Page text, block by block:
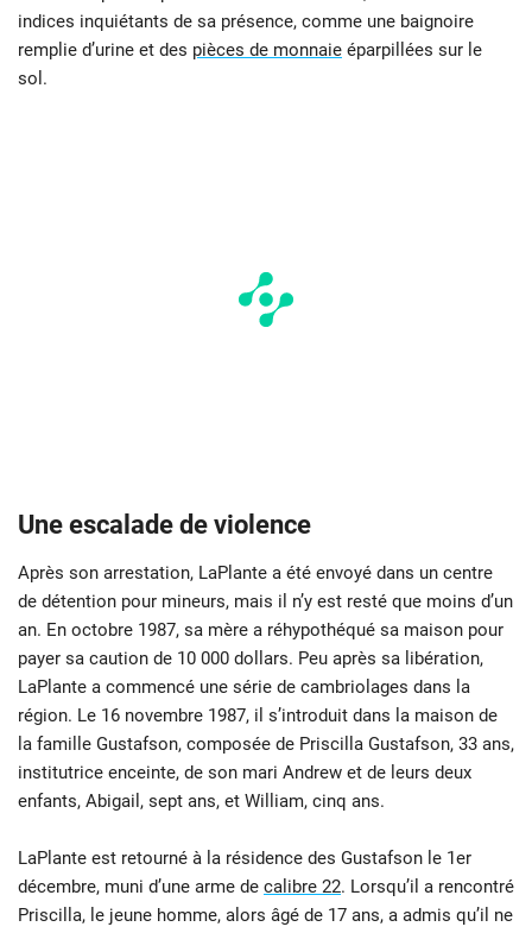
indices inquiétants de sa présence, comme une baignoire
remplie d’urine et des pièces de monnaie éparpillées sur le
sol.
Une escalade de violence
Après son arrestation, LaPlante a été envoyé dans un centre
de détention pour mineurs, mais il n’y est resté que moins d’un
an. En octobre 1987, sa mère a réhypothéqué sa maison pour
payer sa caution de 10 000 dollars. Peu après sa libération,
LaPlante a commencé une série de cambriolages dans la
région. Le 16 novembre 1987, il s’introduit dans la maison de
la famille Gustafson, composée de Priscilla Gustafson, 33 ans,
institutrice enceinte, de son mari Andrew et de leurs deux
enfants, Abigail, sept ans, et William, cinq ans.
LaPlante est retourné à la résidence des Gustafson le 1er
décembre, muni d’une arme de calibre 22. Lorsqu’il a rencontré
Priscilla, le jeune homme, alors âgé de 17 ans, a admis qu’il ne